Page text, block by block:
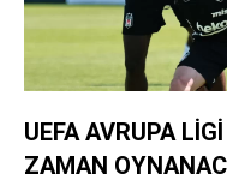
UEFA AVRUPA
ZAMAN